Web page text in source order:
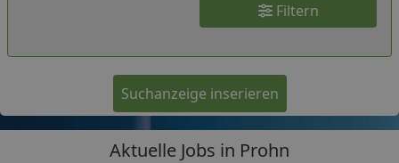
Filtern
Suchanzeige inserieren
Aktuelle Jobs in Prohn